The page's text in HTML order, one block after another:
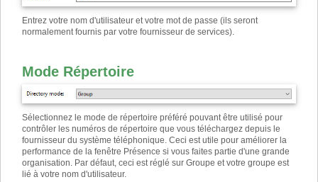
Entrez votre nom d'utilisateur et votre mot de passe (ils seront
normalement fournis par votre fournisseur de services).
Mode Répertoire
Sélectionnez le mode de répertoire préféré pouvant être utilisé pour
contrôler les numéros de répertoire que vous téléchargez depuis le
fournisseur du système téléphonique. Ceci est utile pour améliorer la
performance de la fenêtre Présence si vous faites partie d'une grande
organisation. Par défaut, ceci est réglé sur Groupe et votre groupe est
lié à votre nom d'utilisateur.